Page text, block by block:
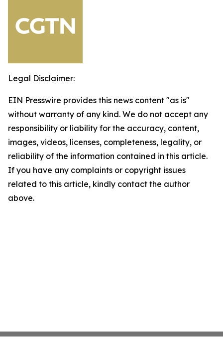
Legal Disclaimer:
EIN Presswire provides this news content "as is"
without warranty of any kind. We do not accept any
responsibility or liability for the accuracy, content,
images, videos, licenses, completeness, legality, or
reliability of the information contained in this article.
If you have any complaints or copyright issues
related to this article, kindly contact the author
above.